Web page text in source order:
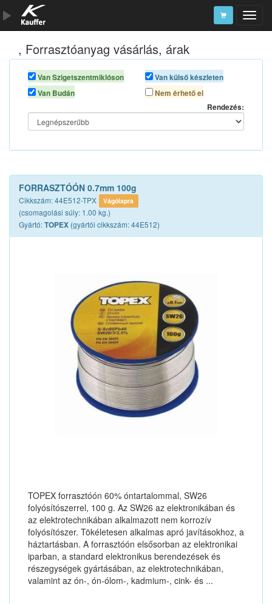
Szerszámkatalógus
Kosár
Alkatrészek
, Forrasztóanyag vásárlás, árak
Van Szigetszentmiklóson
Van Budán
Van külső készleten
Nem érhető el
Rendezés:
FORRASZTÓÓN 0.7mm 100g
Cikkszám: 44E512-TPX Vágólapra
(csomagolási súly: 1.00 kg.)
Gyártó:TOPEX (gyártói cikkszám: 44E512)
TOPEX forrasztóón 60% óntartalommal, SW26
folyósítószerrel, 100 g. Az SW26 az elektronikában és
az elektrotechnikában alkalmazott nem korrozív
folyósítószer. Tökéletesen alkalmas apró javításokhoz, a
háztartásban. A forrasztóón elsősorban az elektronikai
iparban, a standard elektronikus berendezések és
részegységek gyártásában, az elektrotechnikában,
valamint az ón-, ón-ólom-, kadmium-, cink- és ...